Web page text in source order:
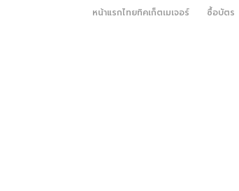
หน้าแรกไทยทิคเก็ตเมเจอร์ ซื้อบัตร